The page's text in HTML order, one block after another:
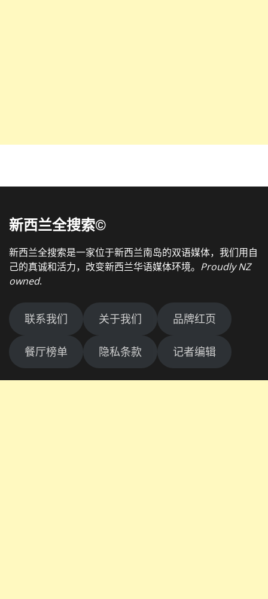
新西兰全搜索©
新西兰全搜索是一家位于新西兰南岛的双语媒体，我们用自
己的真诚和活力，改变新西兰华语媒体环境。 Proudly NZ
owned.
联系我们 关于我们 品牌红页
餐厅榜单 隐私条款 记者编辑